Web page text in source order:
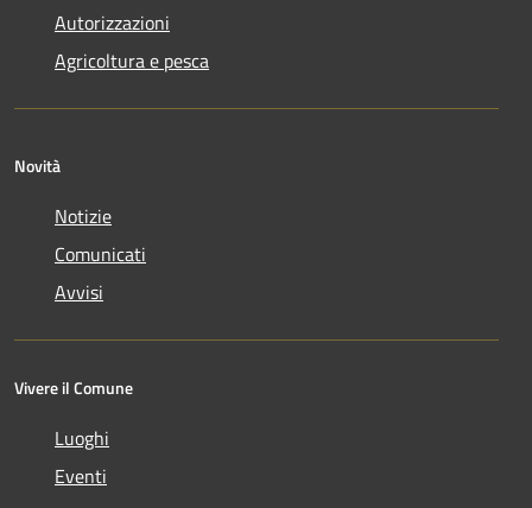
Autorizzazioni
Agricoltura e pesca
Novità
Notizie
Comunicati
Avvisi
Vivere il Comune
Luoghi
Eventi